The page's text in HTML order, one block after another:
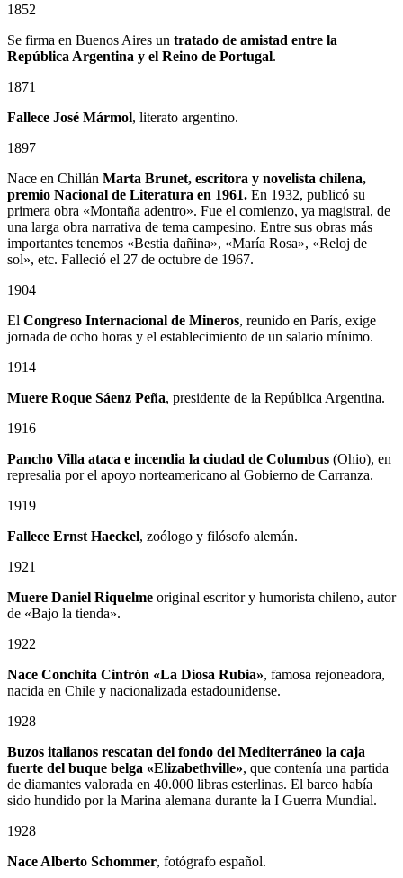
1852
Se firma en Buenos Aires un tratado de amistad entre la
República Argentina y el Reino de Portugal.
1871
Fallece José Mármol, literato argentino.
1897
Nace en Chillán Marta Brunet, escritora y novelista chilena,
premio Nacional de Literatura en 1961. En 1932, publicó su
primera obra «Montaña adentro». Fue el comienzo, ya magistral, de
una larga obra narrativa de tema campesino. Entre sus obras más
importantes tenemos «Bestia dañina», «María Rosa», «Reloj de
sol», etc. Falleció el 27 de octubre de 1967.
1904
El Congreso Internacional de Mineros, reunido en París, exige
jornada de ocho horas y el establecimiento de un salario mínimo.
1914
Muere Roque Sáenz Peña, presidente de la República Argentina.
1916
Pancho Villa ataca e incendia la ciudad de Columbus (Ohio), en
represalia por el apoyo norteamericano al Gobierno de Carranza.
1919
Fallece Ernst Haeckel, zoólogo y filósofo alemán.
1921
Muere Daniel Riquelme original escritor y humorista chileno, autor
de «Bajo la tienda».
1922
Nace Conchita Cintrón «La Diosa Rubia», famosa rejoneadora,
nacida en Chile y nacionalizada estadounidense.
1928
Buzos italianos rescatan del fondo del Mediterráneo la caja
fuerte del buque belga «Elizabethville», que contenía una partida
de diamantes valorada en 40.000 libras esterlinas. El barco había
sido hundido por la Marina alemana durante la I Guerra Mundial.
1928
Nace Alberto Schommer, fotógrafo español.